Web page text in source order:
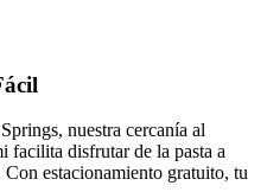
nuestra cercanía al
facilita disfrutar de la pasta a
estacionamiento gratuito, tu